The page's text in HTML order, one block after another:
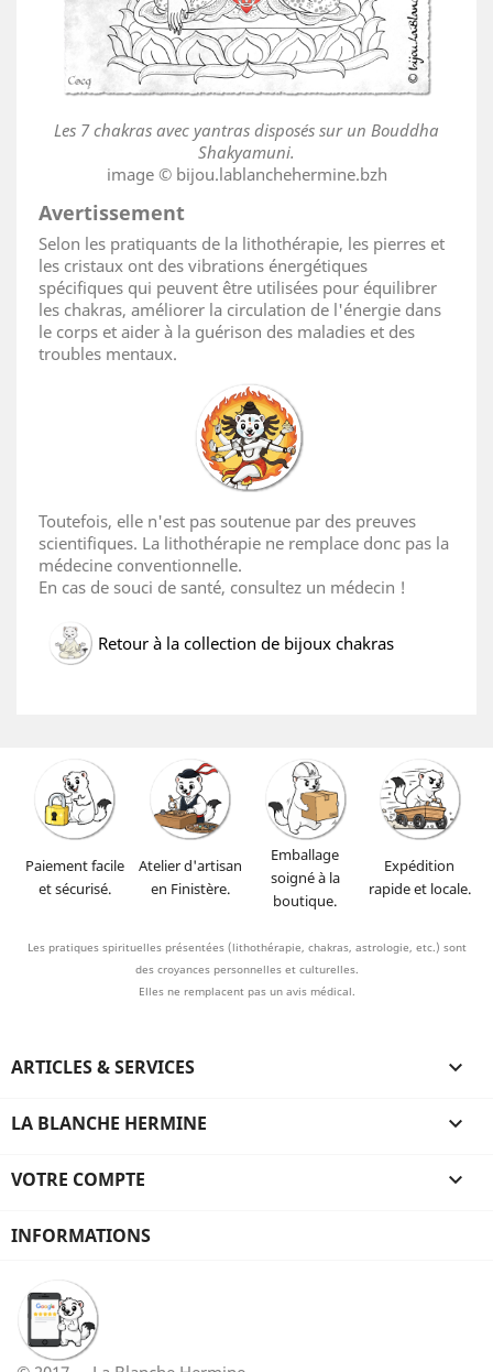
Les 7 chakras avec yantras disposés sur un Bouddha
Shakyamuni.
image © bijou.lablanchehermine.bzh
Avertissement
Selon les pratiquants de la lithothérapie, les pierres et
les cristaux ont des vibrations énergétiques
spécifiques qui peuvent être utilisées pour équilibrer
les chakras, améliorer la circulation de l'énergie dans
le corps et aider à la guérison des maladies et des
troubles mentaux.
Toutefois, elle n'est pas soutenue par des preuves
scientifiques. La lithothérapie ne remplace donc pas la
médecine conventionnelle.
En cas de souci de santé, consultez un médecin !
Retour à la collection de bijoux chakras
Paiement facile
et sécurisé.
Atelier d'artisan
en Finistère.
Emballage
soigné à la
boutique.
Expédition
rapide et locale.
Les pratiques spirituelles présentées (lithothérapie, chakras, astrologie, etc.) sont
des croyances personnelles et culturelles.
Elles ne remplacent pas un avis médical.
ARTICLES & SERVICES 
LA BLANCHE HERMINE 
VOTRE COMPTE 
INFORMATIONS